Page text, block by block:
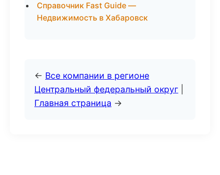
Справочник Fast Guide —
Недвижимость в Хабаровск
← Все компании в регионе
Центральный федеральный округ
Главная страница →